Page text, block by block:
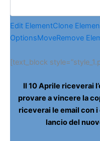
Edit ElementClone
OptionsMoveRemove
[text_block
Il 10 Aprile riceverai
provare a vincere la
riceverai le email con
lancio del